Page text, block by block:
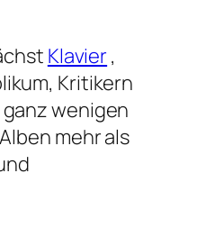
Klavier,
Kritikern
wenigen
mehr als